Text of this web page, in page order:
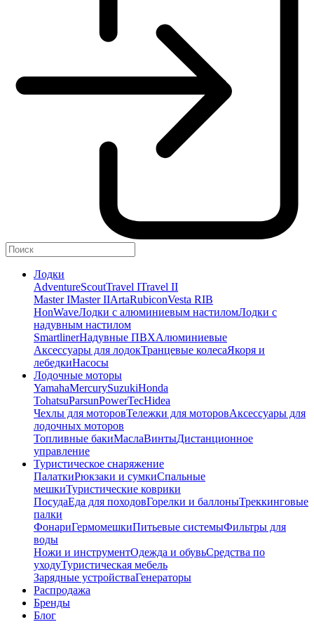
Лодки
AdventureScoutTravel ITravel II
Master IMaster IIArtaRubiconVesta RIB
HonWaveЛодки с алюминиевым настиломЛодки с
надувным настилом
SmartlinerНадувные ПВХАлюминиевые
Аксессуары для лодокТранцевые колесаЯкоря и
лебедкиНасосы
Лодочные моторы
YamahaMercurySuzukiHonda
TohatsuParsunPowerTecHidea
Чехлы для моторовТележки для моторовАксессуары для
лодочных моторов
Топливные бакиМаслаВинтыДистанционное
управление
Туристическое снаряжение
ПалаткиРюкзаки и сумкиСпальные
мешкиТуристические коврики
ПосудаЕда для походовГорелки и баллоныТреккинговые
палки
ФонариГермомешкиПитьевые системыФильтры для
воды
Ножи и инструментОдежда и обувьСредства по
уходуТуристическая мебель
Зарядные устройстваГенераторы
Распродажа
Бренды
Блог